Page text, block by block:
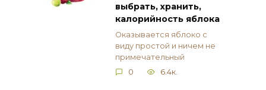
выбрать, хранить,
калорийность яблока
Оказывается яблоко с
виду простой и ничем не
примечательный
0
6.4к.